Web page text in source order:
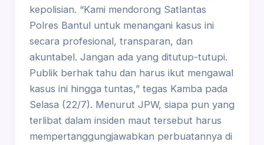
kepolisian. “Kami mendorong Satlantas
Polres Bantul untuk menangani kasus ini
secara profesional, transparan, dan
akuntabel. Jangan ada yang ditutup-tutupi.
Publik berhak tahu dan harus ikut mengawal
kasus ini hingga tuntas,” tegas Kamba pada
Selasa (22/7). Menurut JPW, siapa pun yang
terlibat dalam insiden maut tersebut harus
mempertanggungjawabkan perbuatannya di